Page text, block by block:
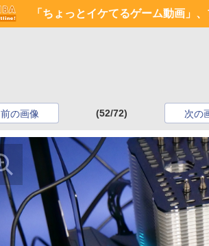
「ちょっとイケてるゲーム動画」
前の画像 (52/72) 次の